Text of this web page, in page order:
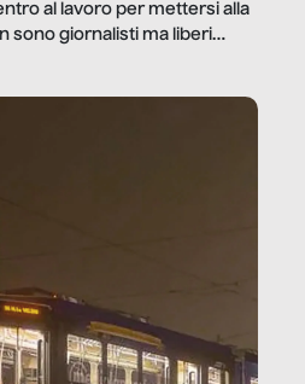
al lavoro per mettersi alla
sono giornalisti ma liberi